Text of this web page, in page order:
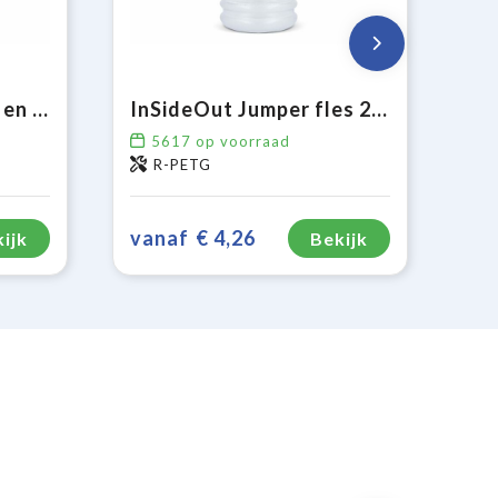
Sportbidon met rand en koord 750ml InSideOut Jumper fles 2.2L
5617 op voorraad
R-PETG
vanaf € 4,26 Bekijk